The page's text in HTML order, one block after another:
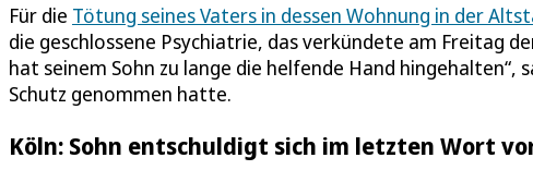
Für die Tötung seines Vaters in dessen Wohnung in der
die geschlossene Psychiatrie, das verkündete am Freitag
hat seinem Sohn zu lange die helfende Hand hingehalten“,
Schutz genommen hatte.
Köln: Sohn entschuldigt sich im letzten Wort